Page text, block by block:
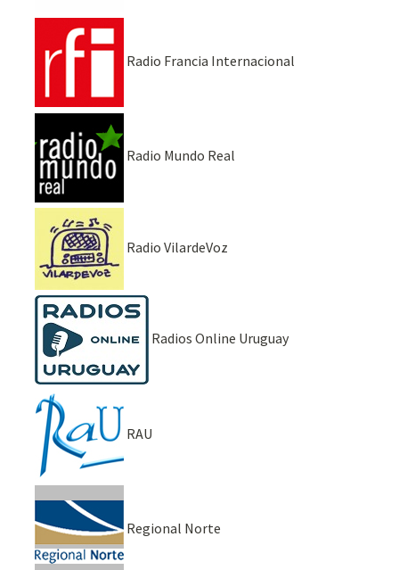
Radio Francia Internacional
Radio Mundo Real
Radio VilardeVoz
Radios Online Uruguay
RAU
Regional Norte